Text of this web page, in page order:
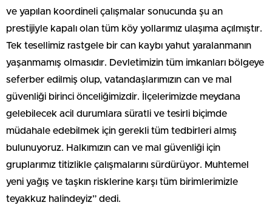
ve yapılan koordineli çalışmalar sonucunda şu an
prestijiyle kapalı olan tüm köy yollarımız ulaşıma açılmıştır.
Tek tesellimiz rastgele bir can kaybı yahut yaralanmanın
yaşanmamış olmasıdır. Devletimizin tüm imkanları bölgeye
seferber edilmiş olup, vatandaşlarımızın can ve mal
güvenliği birinci önceliğimizdir. İlçelerimizde meydana
gelebilecek acil durumlara süratli ve tesirli biçimde
müdahale edebilmek için gerekli tüm tedbirleri almış
bulunuyoruz. Halkımızın can ve mal güvenliği için
gruplarımız titizlikle çalışmalarını sürdürüyor. Muhtemel
yeni yağış ve taşkın risklerine karşı tüm birimlerimizle
teyakkuz halindeyiz” dedi.